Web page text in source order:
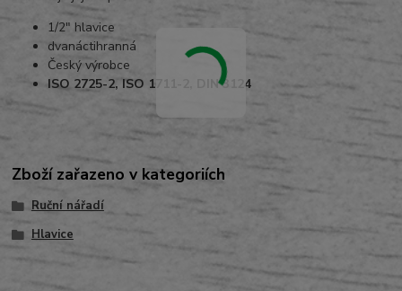
1/2" hlavice
dvanáctihranná
Český výrobce
ISO 2725-2, ISO 1711-2, DIN 3124
Zboží zařazeno v kategoriích
Ruční nářadí
Hlavice